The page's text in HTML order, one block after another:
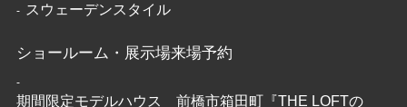
スウェーデンスタイル
ショールーム・展示場来場予約
期間限定モデルハウス 前橋市箱田町『THE LOFTの